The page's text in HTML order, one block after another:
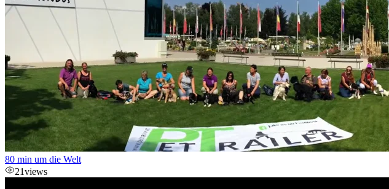
80 min um die Welt
21views